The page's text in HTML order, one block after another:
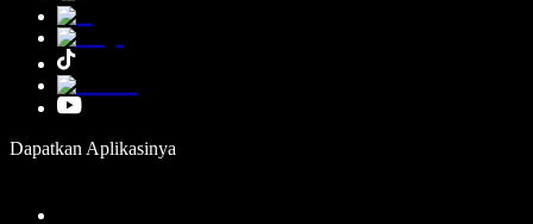
Dapatkan Aplikasinya